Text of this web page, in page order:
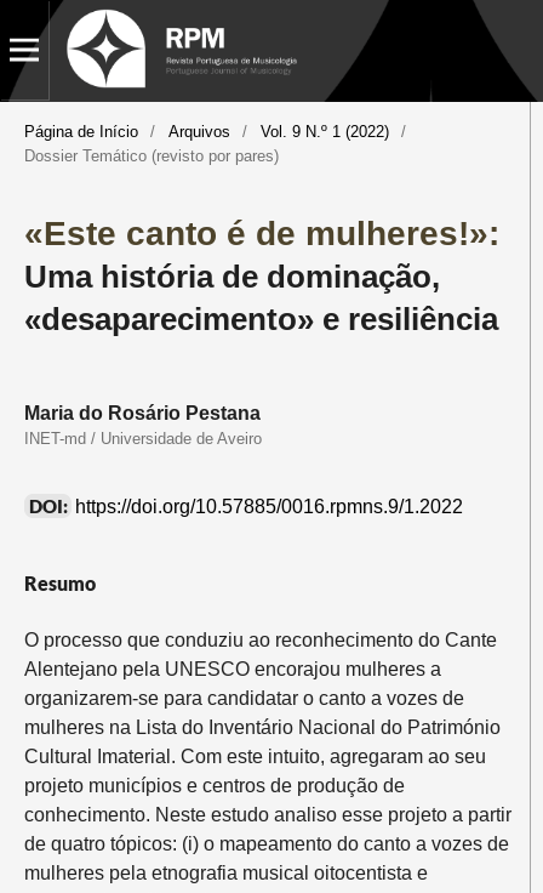
Página de Início / Arquivos / Vol. 9 N.º 1 (2022)
/
Dossier Temático (revisto por pares)
«Este canto é de mulheres!»:
Uma história de dominação,
«desaparecimento» e resiliência
Maria do Rosário Pestana
INET-md / Universidade de Aveiro
DOI: https://doi.org/10.57885/0016.rpmns.9/1.2022
Resumo
O processo que conduziu ao reconhecimento do Cante
Alentejano pela UNESCO encorajou mulheres a
organizarem-se para candidatar o canto a vozes de
mulheres na Lista do Inventário Nacional do Património
Cultural Imaterial. Com este intuito, agregaram ao seu
projeto municípios e centros de produção de
conhecimento. Neste estudo analiso esse projeto a partir
de quatro tópicos: (i) o mapeamento do canto a vozes de
mulheres pela etnografia musical oitocentista e